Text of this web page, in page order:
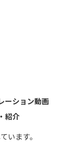
ーション動画
紹介
います。